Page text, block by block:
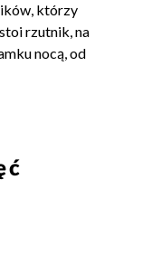
którzy
rzutnik, na
nocą, od